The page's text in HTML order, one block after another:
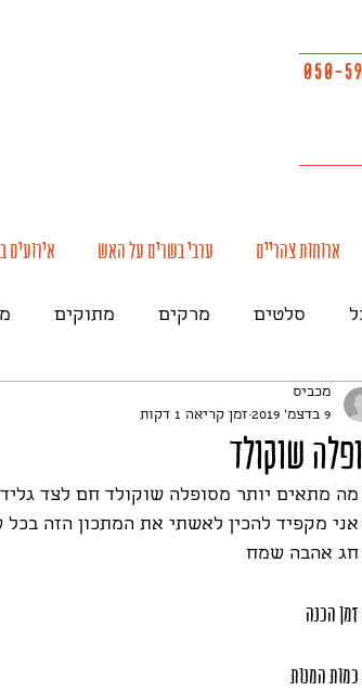
050-
ארוחות צהריים
ערבי בשרים על האש אירועים
סלטים מרקים מתוקים
דגים
ראשונות תזונה אירוח
שוקולד
מכביס
9 בדצמ׳ 2019
זמן קריאה 1 דקות
מה מתאים יותר מסופלה שוקולד חם לצד
אני מקפיד להכין לאשתי את המתכון הזה בכל
חג אהבה שמח
זמן הכנה
כמות המנות